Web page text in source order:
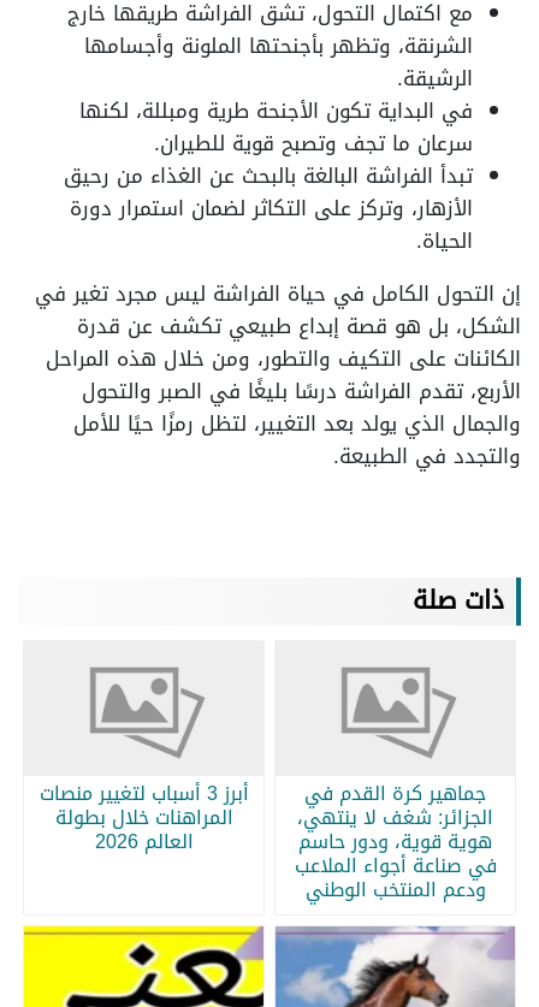
مع اكتمال التحول، تشق الفراشة طريقها خارج
الشرنقة، وتظهر بأجنحتها الملونة وأجسامها
الرشيقة.
في البداية تكون الأجنحة طرية ومبللة، لكنها
سرعان ما تجف وتصبح قوية للطيران.
تبدأ الفراشة البالغة بالبحث عن الغذاء من رحيق
الأزهار، وتركز على التكاثر لضمان استمرار دورة
الحياة.
إن التحول الكامل في حياة الفراشة ليس مجرد تغير في
الشكل، بل هو قصة إبداع طبيعي تكشف عن قدرة
الكائنات على التكيف والتطور، ومن خلال هذه المراحل
الأربع، تقدم الفراشة درسًا بليغًا في الصبر والتحول
والجمال الذي يولد بعد التغيير، لتظل رمزًا حيًا للأمل
والتجدد في الطبيعة.
ذات صلة
جماهير كرة القدم في
الجزائر: شغف لا ينتهي،
هوية قوية، ودور حاسم
في صناعة أجواء الملاعب
ودعم المنتخب الوطني
أبرز 3 أسباب لتغيير منصات
المراهنات خلال بطولة
العالم 2026